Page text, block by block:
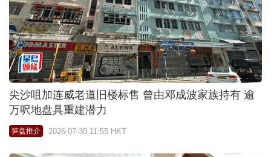
尖沙咀加连威老道旧楼标售 曾由邓成波家族持有 逾
万呎地盘具重建潜力
笋盘推介 2026-07-30 11:55 HKT